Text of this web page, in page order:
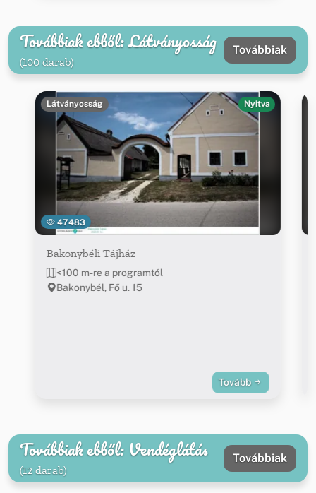
Továbbiak ebből: Látványosság
(100 darab)
Továbbiak
47483
Látványosság Nyitva
Bakonybéli Tájház
<100 m-re a programtól
Bakonybél, Fő u. 15
Tovább
Továbbiak ebből: Vendéglátás
(12 darab)
Továbbiak